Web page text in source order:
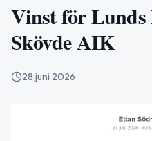
Vinst för Lunds
Skövde AIK
28 juni 2026